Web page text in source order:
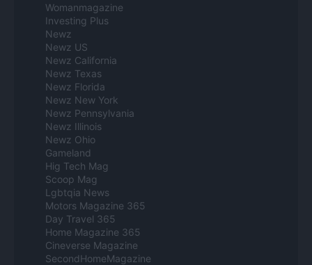
Womanmagazine
Investing Plus
Newz
Newz US
Newz California
Newz Texas
Newz Florida
Newz New York
Newz Pennsylvania
Newz Illinois
Newz Ohio
Gameland
Hig Tech Mag
Scoop Mag
Lgbtqia News
Motors Magazine 365
Day Travel 365
Home Magazine 365
Cineverse Magazine
SecondHomeMagazine